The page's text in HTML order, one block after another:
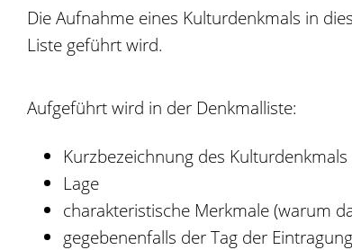
Die Aufnahme eines Kulturdenkmals in
Liste geführt wird.
Aufgeführt wird in der Denkmalliste:
Kurzbezeichnung des Kulturdenkmals
Lage
charakteristische Merkmale (warum
gegebenenfalls der Tag der Eintragung